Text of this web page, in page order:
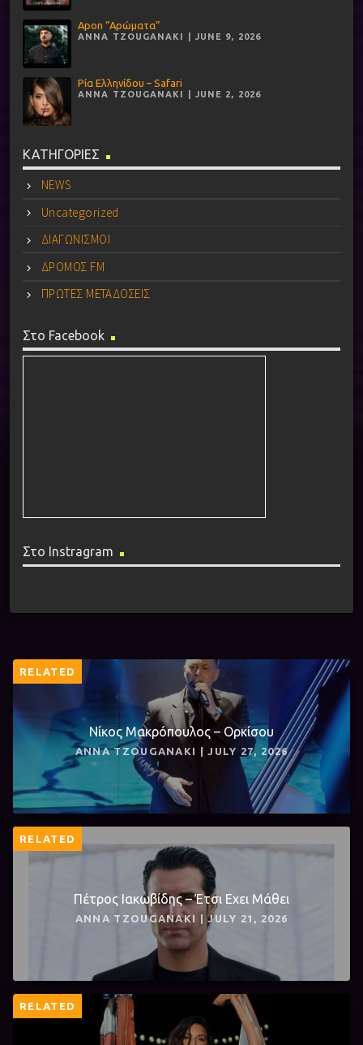
Apon “Αρώματα”
ANNA TZOUGANAKI | JUNE 9, 2026
Ρία Ελληνίδου – Safari
ANNA TZOUGANAKI | JUNE 2, 2026
ΚΑΤΗΓΟΡΙΕΣ
NEWS
Uncategorized
ΔΙΑΓΩΝΙΣΜΟΙ
ΔΡΟΜΟΣ FM
ΠΡΩΤΕΣ ΜΕΤΑΔΟΣΕΙΣ
Στο Facebook
Στο Instragram
RELATED
Νίκος Μακρόπουλος – Ορκίσου
ANNA TZOUGANAKI | JULY 27, 2026
RELATED
Πέτρος Ιακωβίδης – Έτσι Εχει Μάθει
ANNA TZOUGANAKI | JULY 21, 2026
RELATED